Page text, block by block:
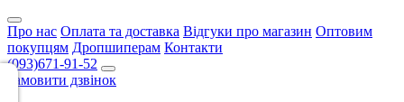
Про нас Оплата та доставка Відгуки про магазин Оптовим
покупцям Дропшиперам Контакти
(093)671-91-52
Замовити дзвінок